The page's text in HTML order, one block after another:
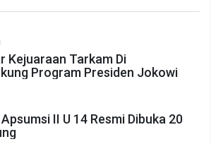
Kejuaraan Tarkam Di
Program Presiden Jokowi
II U 14 Resmi Dibuka 20